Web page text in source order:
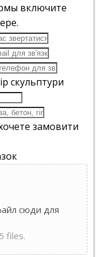
включите
скульптури
замовити
сюди для
files.